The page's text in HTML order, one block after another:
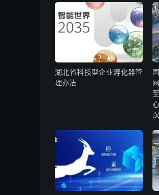
湖北省科技型企业孵化器管
理办法
汉